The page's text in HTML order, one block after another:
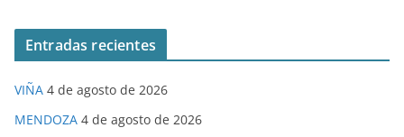
Entradas recientes
VIÑA 4 de agosto de 2026
MENDOZA 4 de agosto de 2026